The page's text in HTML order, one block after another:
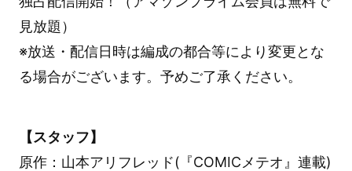
見放題）
※放送・配信日時は編成の都合等により変更とな
る場合がございます。予めご了承ください。
【スタッフ】
原作：山本アリフレッド(『COMICメテオ』連載)